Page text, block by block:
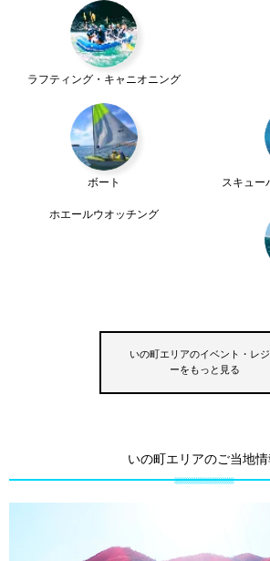
ラフティング・キャニオニング
ボート スキュー
ホエールウオッチング
いの町エリアのイベント・レジ
ーをもっと見る
いの町エリアのご当地情